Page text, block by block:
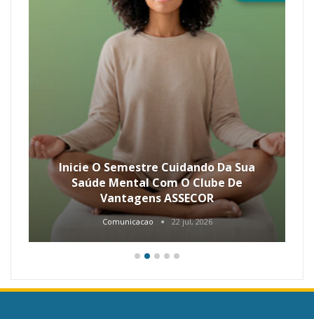
Inicie O Semestre Cuidando Da Sua
Saúde Mental Com O Clube De
Vantagens ASSECOR
Comunicacao 22 jul, 2026